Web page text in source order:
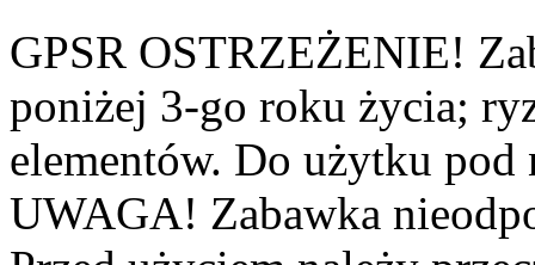
GPSR OSTRZEŻENIE!
poniżej 3-go roku życia;
elementów. Do użytku pod
UWAGA! Zabawka